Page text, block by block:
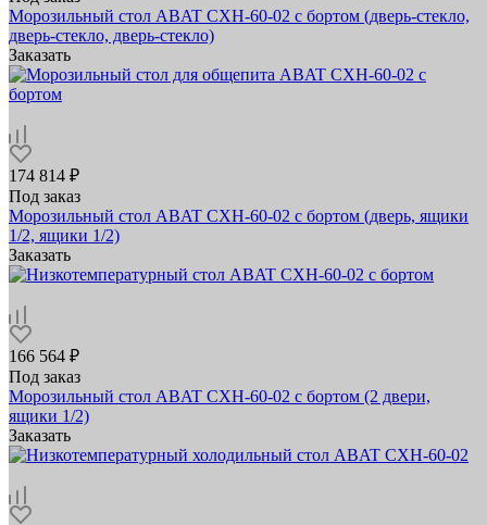
Морозильный стол ABAT СХН-60-02 с бортом (дверь-стекло,
дверь-стекло, дверь-стекло)
Заказать
174 814 ₽
Под заказ
Морозильный стол ABAT СХН-60-02 с бортом (дверь, ящики
1/2, ящики 1/2)
Заказать
166 564 ₽
Под заказ
Морозильный стол ABAT СХН-60-02 с бортом (2 двери,
ящики 1/2)
Заказать